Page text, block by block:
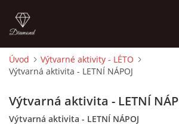
ÚVOD
O MĚ
Úvod
Výtvarné aktivity - LÉTO
Výtvarná aktivita - LETNÍ NÁPOJ
Výtvarná aktivita - LETNÍ
Výtvarná aktivita - LETNÍ NÁPOJ